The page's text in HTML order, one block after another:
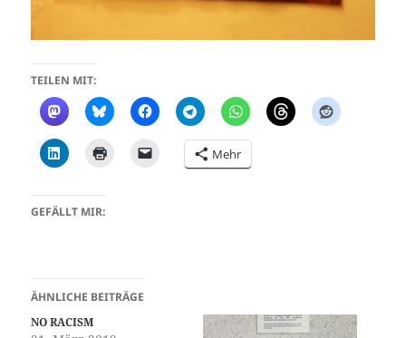
TEILEN MIT:
Mehr
GEFÄLLT MIR:
ÄHNLICHE BEITRÄGE
NO RACISM